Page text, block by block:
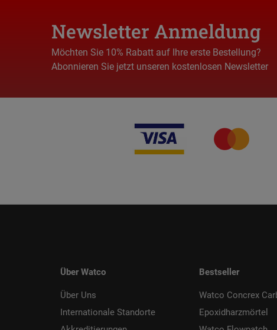
Newsletter Anmeldung
Möchten Sie 10% Rabatt auf Ihre erste Bestellung?
Abonnieren Sie jetzt unseren kostenlosen Newsletter
Über Watco
Über Uns
Internationale Standorte
Bestseller
Watco Concrex
Epoxidharzmörtel